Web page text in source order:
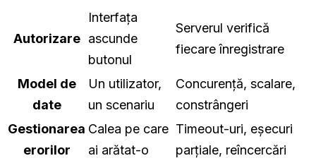
Autorizare
Interfața
ascunde
butonul
Serverul verifică
fiecare înregistrare
Model de
date
Un utilizator,
un scenariu
Concurență, scalare,
constrângeri
Gestionarea
erorilor
Calea pe care
ai arătat-o
Timeout-uri, eșecuri
parțiale, reîncercări